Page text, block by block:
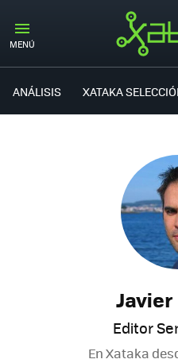
MENÚ
ANÁLISIS XATAKA
Editor
En Xataka